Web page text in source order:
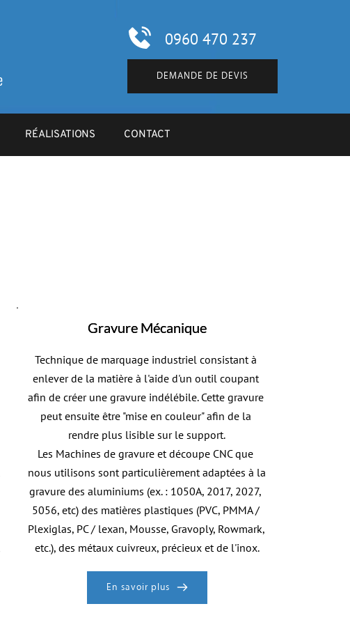
0960 470 237
DEMANDE DE DEVIS
RÉALISATIONS CONTACT
Gravure Mécanique
Technique de marquage industriel consistant à
enlever de la matière à l'aide d'un outil coupant
afin de créer une gravure indélébile. Cette gravure
peut ensuite être "mise en couleur" afin de la
rendre plus lisible sur le support.
Les Machines de gravure et découpe CNC que
nous utilisons sont particulièrement adaptées à la
gravure des aluminiums (ex. : 1050A, 2017, 2027,
5056, etc) des matières plastiques (PVC, PMMA /
Plexiglas, PC / lexan, Mousse, Gravoply, Rowmark,
etc.), des métaux cuivreux, précieux et de l'inox.
En savoir plus